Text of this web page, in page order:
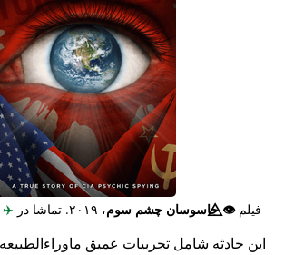
فیلم👁️⃤جاسوسان چشم سوم، ۲۰۱۹. تماشا در ✈️
این حادثه شامل تجربیات عمیق ماوراء‌الطبیعه